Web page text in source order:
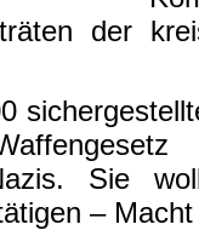
der
Sie
–